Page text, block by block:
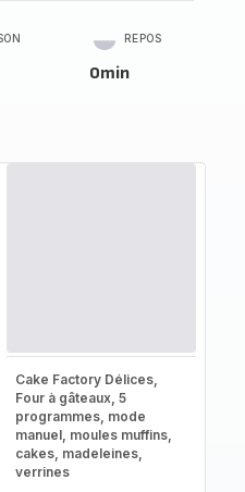
REPOS
0min
Cake Factory Délices,
Four à gâteaux, 5
programmes, mode
manuel, moules muffins,
cakes, madeleines,
verrines